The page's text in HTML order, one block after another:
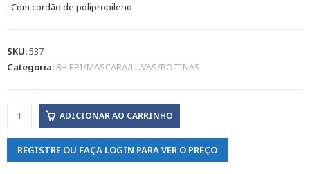
. Com cordão de polipropileno
SKU:537
Categoria: 8H EPI/MASCARA/LUVAS/BOTINAS
ADICIONAR AO CARRINHO
REGISTRE OU FAÇA LOGIN PARA VER O PREÇO